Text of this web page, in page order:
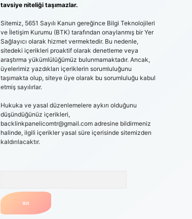
tavsiye niteliği taşımazlar.
Sitemiz, 5651 Sayılı Kanun gereğince Bilgi Teknolojileri
ve İletişim Kurumu (BTK) tarafından onaylanmış bir Yer
Sağlayıcı olarak hizmet vermektedir. Bu nedenle,
sitedeki içerikleri proaktif olarak denetleme veya
araştırma yükümlülüğümüz bulunmamaktadır. Ancak,
üyelerimiz yazdıkları içeriklerin sorumluluğunu
taşımakta olup, siteye üye olarak bu sorumluluğu kabul
etmiş sayılırlar.
Hukuka ve yasal düzenlemelere aykırı olduğunu
düşündüğünüz içerikleri,
backlinkpanelicomtr@gmail.comadresine bildirmeniz
halinde, ilgili içerikler yasal süre içerisinde sitemizden
kaldırılacaktır.